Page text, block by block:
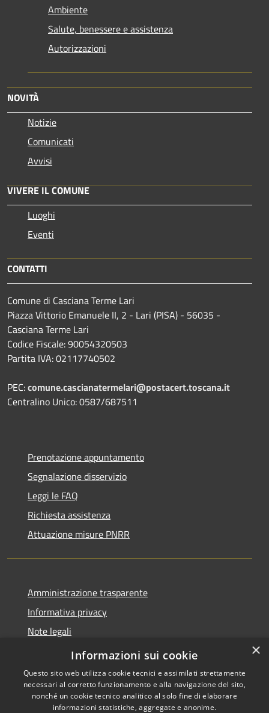
Ambiente
Salute, benessere e assistenza
Autorizzazioni
NOVITÀ
Notizie
Comunicati
Avvisi
VIVERE IL COMUNE
Luoghi
Eventi
CONTATTI
Comune di Casciana Terme Lari
Piazza Vittorio Emanuele II, 2 - Lari (PISA) - 56035 -
Casciana Terme Lari
Codice Fiscale: 90054320503
Partita IVA: 02117740502
PEC:comune.cascianatermelari@postacert.toscana.it
Centralino Unico: 0587/687511
Prenotazione appuntamento
Segnalazione disservizio
Leggi le FAQ
Richiesta assistenza
Attuazione misure PNRR
Amministrazione trasparente
Informativa privacy
Note legali
Dichiarazione di accessibilità
×
Informazioni sui cookie
Questo sito web utilizza cookie tecnici e assimilati strettamente
necessari al corretto funzionamento e alla navigazione del sito,
nonché un cookie tecnico analitico al solo fine di elaborare
informazioni statistiche, aggregate e anonime.